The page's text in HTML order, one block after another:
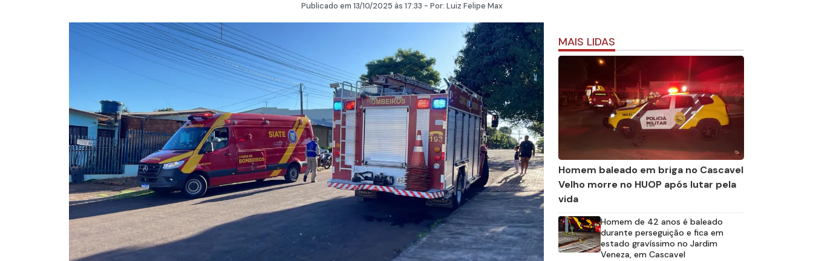
Publicado em 13/10/2025 às 17:33 - Por: Luiz Felipe Max
MAIS LIDAS
Homem baleado em briga no Cascavel
Velho morre no HUOP após lutar pela
vida
Homem de 42 anos é baleado
durante perseguição e fica em
estado gravíssimo no Jardim
Veneza, em Cascavel